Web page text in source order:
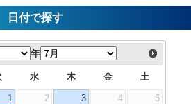
日付で探す
年
水 木 金 土
1 2 3 4
5